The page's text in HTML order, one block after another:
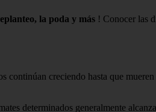
la poda y más ! Conocer las
creciendo hasta que
determinados generalmente